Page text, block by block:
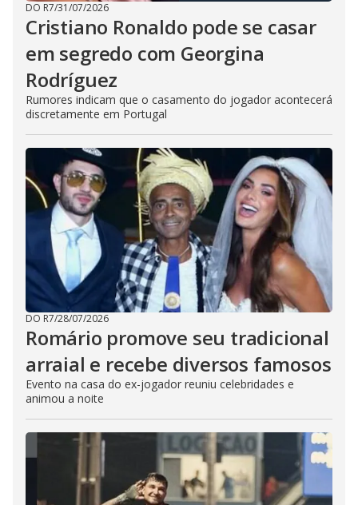
DO R7/31/07/2026
Cristiano Ronaldo pode se casar
em segredo com Georgina
Rodríguez
Rumores indicam que o casamento do jogador acontecerá
discretamente em Portugal
DO R7/28/07/2026
Romário promove seu tradicional
arraial e recebe diversos famosos
Evento na casa do ex-jogador reuniu celebridades e
animou a noite